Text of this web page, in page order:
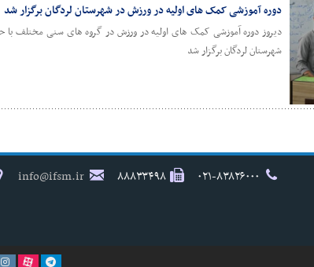
دوره آموزشی کمک های اولیه در ورزش در شهرستان لردگان برگزار شد
شهرستان لردگان برگزار شد
۸۸۸۳۳۴۹۸ info@ifsm.ir